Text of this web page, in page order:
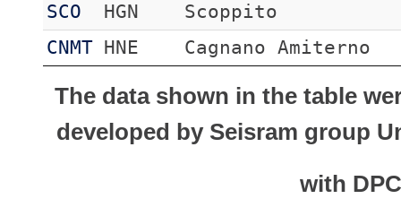
SCO
HGN
Scoppito
CNMT
HNE Cagnano Amiterno
The data shown in the table
developed by Seisram group
with